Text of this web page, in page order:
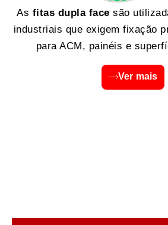
As fitas dupla face são
industriais que exigem fixação
para ACM, painéis e
Ver mais